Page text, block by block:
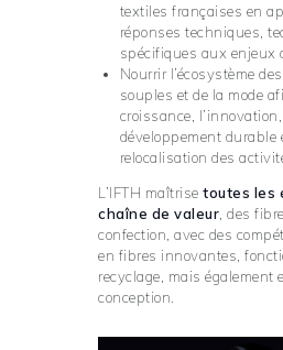
textiles françaises en
réponses techniques,
spécifiques aux enjeux
Nourrir l’écosystème
souples et de la mode
croissance,
développement durable
relocalisation des
L’IFTH maîtrise toutes les
chaîne de valeur , des
confection, avec des
en fibres innovantes,
recyclage, mais également
conception.